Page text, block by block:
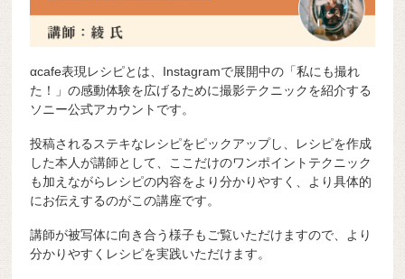
αcafe表現レシピとは、Instagramで展開中の「私にも撮れ
た！」の感動体験を広げるために撮影テクニックを紹介する
ソニー公式アカウントです。
投稿されるステキなレシピをピックアップし、レシピを作成
した本人が講師として、ここだけのワンポイントテクニック
も加えながらレシピの内容をより分かりやすく、より具体的
にお伝えするのがこの講座です。
講師が被写体に向き合う様子もご覧いただけますので、より
分かりやすくレシピを実践いただけます。